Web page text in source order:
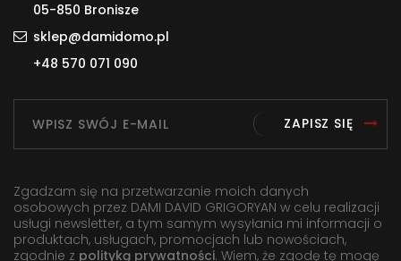
05-850 Bronisze
sklep@damidomo.pl
+48 570 071 090
ZAPISZ SIĘ
Zgadzam się na przetwarzanie moich danych
osobowych przez DAMI DAVID GRIGORYAN w celu realizacji
usługi newsletter, a tym samym wysyłania mi informacji o
produktach, usługach, promocjach lub nowościach,
zgodnie z polityką prywatności. Wiem, że zgodę tę mogę